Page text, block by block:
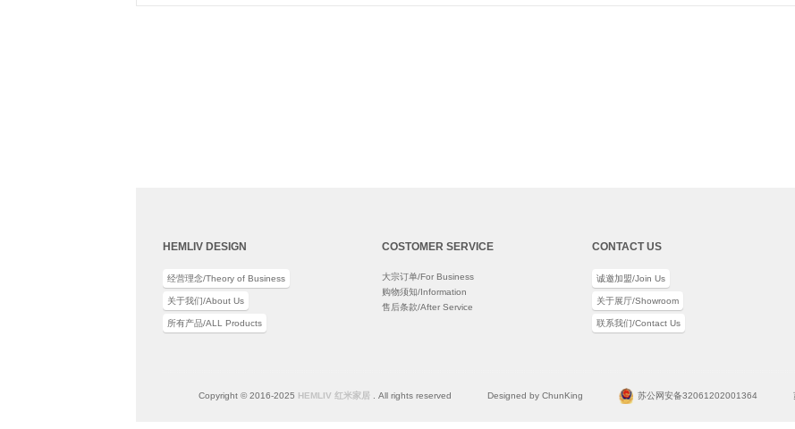
HEMLIV DESIGN
经营理念/Theory of Business
关于我们/About Us
所有产品/ALL Products
COSTOMER SERVICE
大宗订单/For Business
购物须知/Information
售后条款/After Service
CONTACT US
诚邀加盟/Join Us
关于展厅/Showroom
联系我们/Contact Us
Copyright © 2016-2025 HEMLIV 红米家居 . All rights reserved Designed by ChunKing 苏公网安备32061202001364